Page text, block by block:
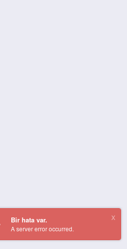
Bir hata var.
A server error occurred.